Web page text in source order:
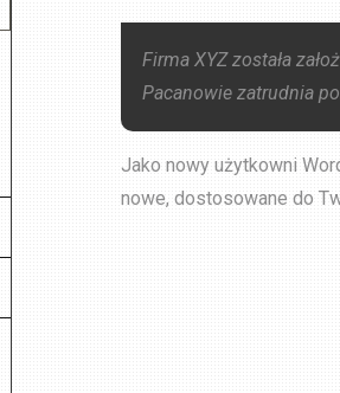
Firma XYZ została
Pacanowie zatrudnia
Jako nowy użytkowni
nowe, dostosowane do